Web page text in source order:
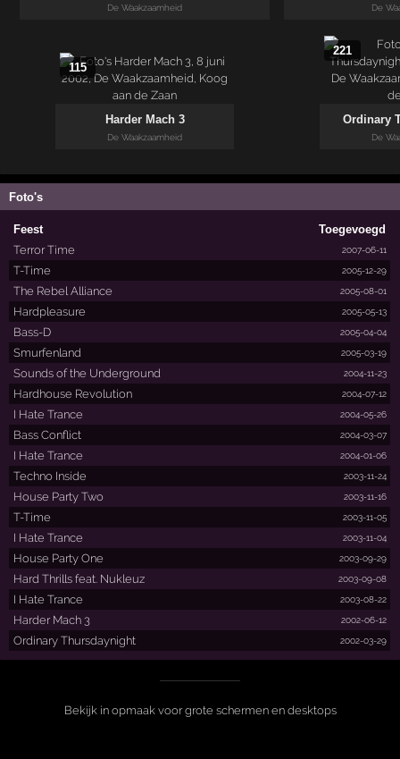
De Waakzaamheid De
115
Harder Mach 3
De Waakzaamheid
221
Ordinary
De
Foto's
Feest
Toegevoegd
Terror Time
2007-06-11
T-Time 2005-12-29
The Rebel Alliance 2005-08-01
Hardpleasure 2005-05-13
Bass-D 2005-04-04
Smurfenland 2005-03-19
Sounds of the Underground 2004-11-23
Hardhouse Revolution 2004-07-12
I Hate Trance 2004-05-26
Bass Conflict 2004-03-07
I Hate Trance 2004-01-06
Techno Inside 2003-11-24
House Party Two 2003-11-16
T-Time 2003-11-05
I Hate Trance 2003-11-04
House Party One 2003-09-29
Hard Thrills feat. Nukleuz 2003-09-08
I Hate Trance 2003-08-22
Harder Mach 3 2002-06-12
Ordinary Thursdaynight 2002-03-29
Bekijk in opmaak voor grote schermen en desktops